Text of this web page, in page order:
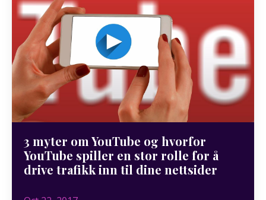
3 myter om YouTube og hvorfor
YouTube spiller en stor rolle for å
drive trafikk inn til dine nettsider